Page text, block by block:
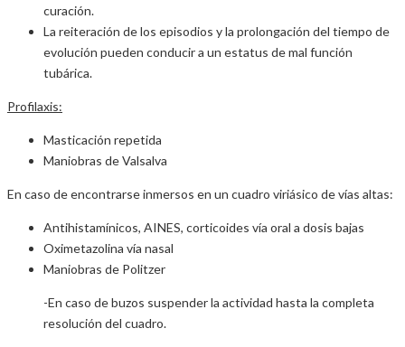
curación.
La reiteración de los episodios y la prolongación del tiempo de
evolución pueden conducir a un estatus de mal función
tubárica.
Profilaxis:
Masticación repetida
Maniobras de Valsalva
En caso de encontrarse inmersos en un cuadro viriásico de vías altas:
Antihistamínicos, AINES, corticoides vía oral a dosis bajas
Oximetazolina vía nasal
Maniobras de Politzer
-En caso de buzos suspender la actividad hasta la completa
resolución del cuadro.